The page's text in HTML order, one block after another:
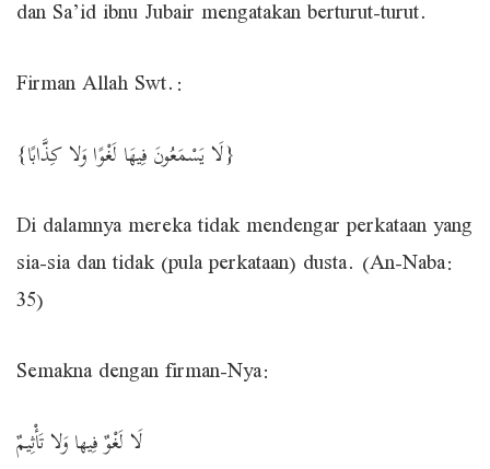
dan Sa’id ibnu Jubair mengatakan berturut-turut.
Firman Allah Swt.:
{لَا يَسْمَعُونَ فِيهَا لَغْوًا وَلا كِذَّابًا}
Di dalamnya mereka tidak mendengar perkataan yang
sia-sia dan tidak (pula perkataan) dusta. (An-Naba:
35)
Semakna dengan firman-Nya:
لَا لَغْوٌ فِيها وَلا تَأْثِيمٌ